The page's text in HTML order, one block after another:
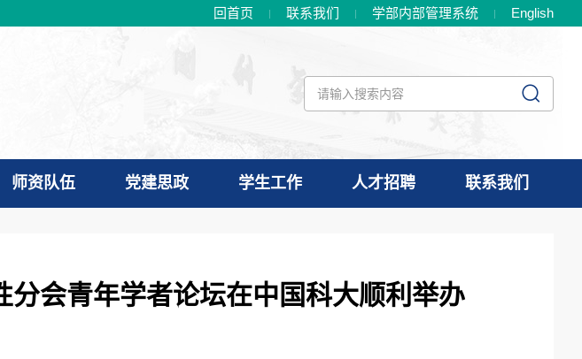
回首页 联系我们 学部内部管理系统 English
师资队伍 党建思政 学生工作 人才招聘 联系我们
会青年学者论坛在中国科大顺利举办